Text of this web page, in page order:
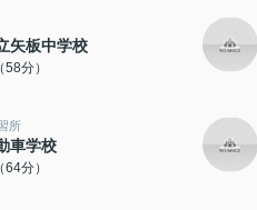
矢板中学校
分）
所
車学校
分）